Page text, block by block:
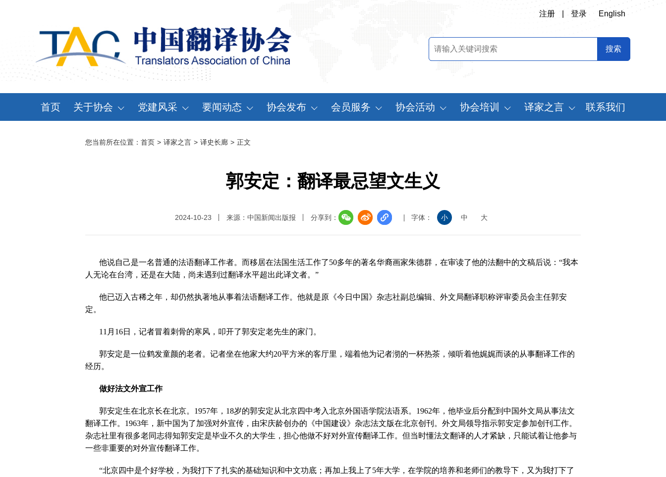
注册 登录 English
首页 关于协会
历届会员代表大会
编
党建风采 要闻动态
会员动态
协会发布
认证服务
会员服务
缴费说明
协会活动
亚太翻译论坛
翻译中国·拥抱世
全国口译大赛
赛
协会培训 译家之言 联系我们
您当前所在位置： 首页 > 译家之言 > 译史长廊 > 正文
郭安定：翻译最忌望文生义
2024-10-23 来源：中国新闻出版报 分享到： 字体： 小 中 大
他说自己是一名普通的法语翻译工作者。而移居在法国生活工作了50多年的著名华裔画家朱德群，在审读了他的法翻中的文稿后说：“我本
人无论在台湾，还是在大陆，尚未遇到过翻译水平超出此译文者。”
他已迈入古稀之年，却仍然执著地从事着法语翻译工作。他就是原《今日中国》杂志社副总编辑、外文局翻译职称评审委员会主任郭安
定。
11 月 16日 ，记者冒着刺骨的寒风，叩开了郭安定老先生的家门。
郭安定是一位鹤发童颜的老者。记者坐在他家大约20平方米的客厅里，端着他为记者沏的一杯热茶，倾听着他娓娓而谈的从事翻译工作的
经历。
做好法文外宣工作
郭安定生在北京长在北京。 1957年， 18岁的郭安定从北京四中考入北京外国语学院法语系。 1962年，他毕业后分配到中国外文局从事法文
翻译工作。 1963年，新中国为了加强对外宣传，由宋庆龄创办的《中国建设》杂志法文版在北京创刊。外文局领导指示郭安定参加创刊工作。
杂志社里有很多老同志得知郭安定是毕业不久的大学生，担心他做不好对外宣传翻译工作。但当时懂法文翻译的人才紧缺，只能试着让他参与
一些非重要的对外宣传翻译工作。
“北京四中是个好学校，为我打下了扎实的基础知识和中文功底；再加上我上了5年大学，在学院的培养和老师们的教导下，又为我打下了